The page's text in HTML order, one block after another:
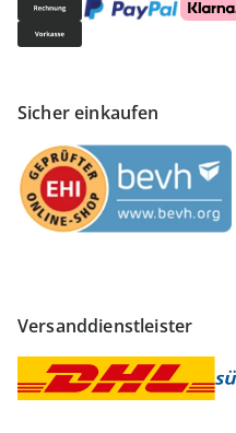
Sicher einkaufen
Versanddienstleister